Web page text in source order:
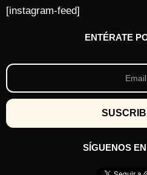
[instagram-feed]
ENTÉRATE
SÍGUENOS